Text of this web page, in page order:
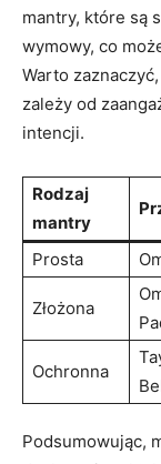
mantry, które są
‍wymowy, ‌co
Warto
zależy od
intencji.
Rodzaj
mantry
Prosta
Złożona
Ochronna
Podsumowując,